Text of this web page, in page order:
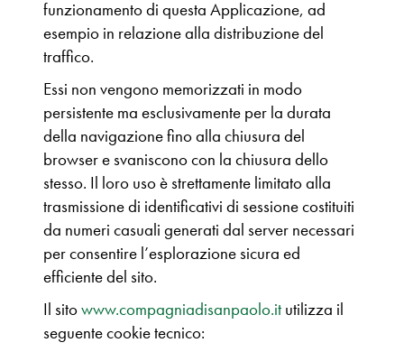
funzionamento di questa Applicazione, ad
esempio in relazione alla distribuzione del
traffico.
Essi non vengono memorizzati in modo
persistente ma esclusivamente per la durata
della navigazione fino alla chiusura del
browser e svaniscono con la chiusura dello
stesso. Il loro uso è strettamente limitato alla
trasmissione di identificativi di sessione costituiti
da numeri casuali generati dal server necessari
per consentire l’esplorazione sicura ed
efficiente del sito.
Il sitowww.compagniadisanpaolo.it utilizza il
seguente cookie tecnico: